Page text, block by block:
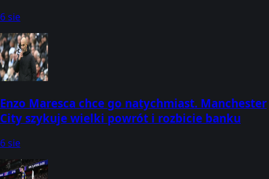
6 sie
Enzo Maresca chce go natychmiast. Manchester
City szykuje wielki powrót i rozbicie banku
6 sie